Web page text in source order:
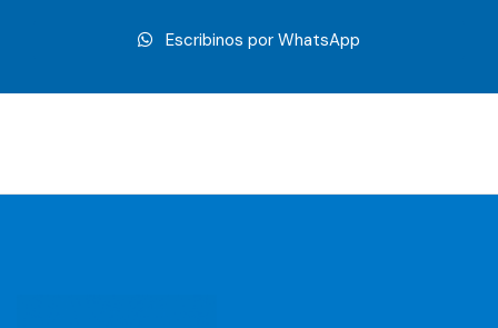
Escribinos por WhatsApp